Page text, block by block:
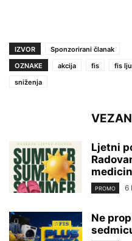
IZVOR
Sponzorirani članak
OZNAKE
akcija fis fis
sniženja
Ljetni
PROMO 6
Ne